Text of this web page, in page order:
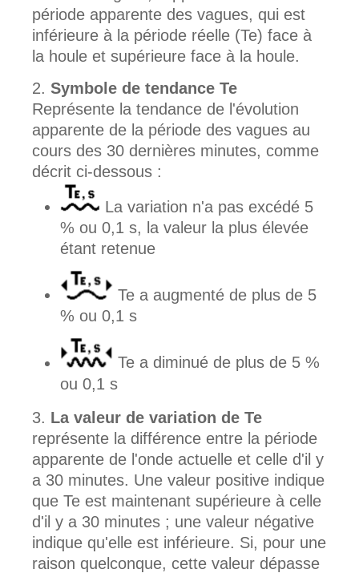
période apparente des vagues, qui est
inférieure à la période réelle (Te) face à
la houle et supérieure face à la houle.
Symbole de tendance Te
Représente la tendance de l'évolution
apparente de la période des vagues au
cours des 30 dernières minutes, comme
décrit ci-dessous :
La variation n'a pas excédé 5
% ou 0,1 s, la valeur la plus élevée
étant retenue
Te a augmenté de plus de 5
% ou 0,1 s
Te a diminué de plus de 5 %
ou 0,1 s
La valeur de variation de Te
représente la différence entre la période
apparente de l'onde actuelle et celle d'il y
a 30 minutes. Une valeur positive indique
que Te est maintenant supérieure à celle
d'il y a 30 minutes ; une valeur négative
indique qu'elle est inférieure. Si, pour une
raison quelconque, cette valeur dépasse